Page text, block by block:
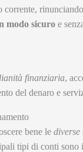
modo sicuro e
finanziaria,
del denaro e
bene le
tipi di conti sono